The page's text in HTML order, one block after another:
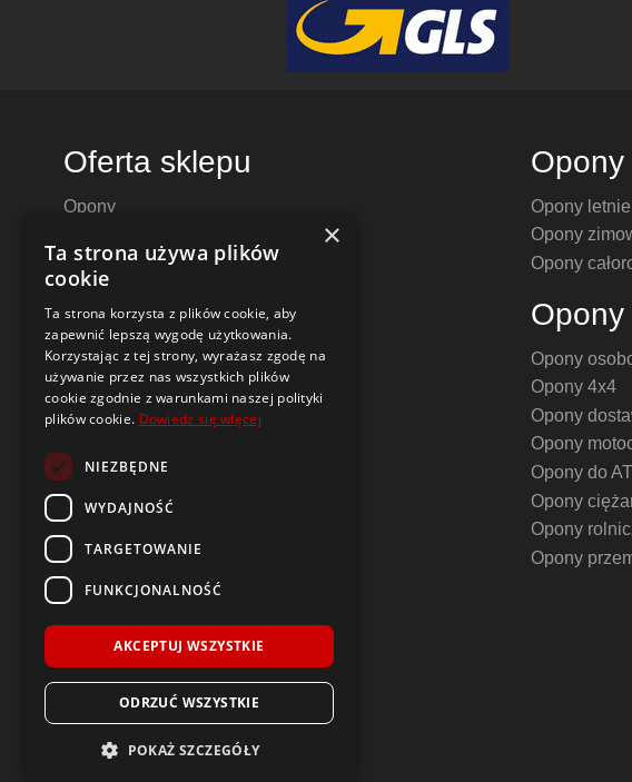
Oferta sklepu
Opony
Felgi stalowe
Alufelgi
Komplety kół
Dętki motocyklowe i do skuterów
Czujniki ciśnienia TPMS
Narzędzia i poradniki
Dobór opon i felg do samochodu
Oznaczenia opon
Opony i felgi typu DEMO
Czym jest symbol DOT?
Wulkanizacja opon
Alusy – Sposób Na Życie!
Opony letnie
Opony
Opony
Opony
Opony 4x4
Opony
Opony
Opony do
Opony
Opony
Opony
×
Ta strona używa plików
cookie
Ta strona korzysta z plików cookie, aby
zapewnić lepszą wygodę użytkowania.
Korzystając z tej strony, wyrażasz zgodę na
używanie przez nas wszystkich plików
cookie zgodnie z warunkami naszej polityki
plików cookie. Dowiedz się więcej
NIEZBĘDNE
WYDAJNOŚĆ
TARGETOWANIE
FUNKCJONALNOŚĆ
AKCEPTUJ WSZYSTKIE
ODRZUĆ WSZYSTKIE
POKAŻ SZCZEGÓŁY